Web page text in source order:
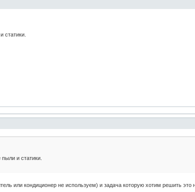
статики.
и статики.
или кондиционер не используем) и задача которую хотим решить